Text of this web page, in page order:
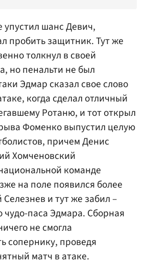
упустил шанс Девич,
пробить защитник. Тут же
толкнул в своей
но пенальти не был
Эдмар сказал свое слово
когда сделал отличный
Ротаню, и тот открыл
Фоменко выпустил целую
причемДенис
Хомченовский
команде
на поле появился более
Селезнев и тут же забил –
чудо-паса Эдмара. Сборная
не смогла
сопернику, проведя
матч в атаке.